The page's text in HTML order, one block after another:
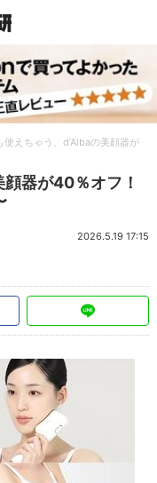
使えちゃう、d’Albaの美顔器が
器が40％オフ！
2026.5.19 17:15